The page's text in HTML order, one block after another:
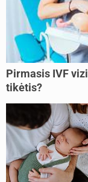
Pirmasis IVF
tikėtis?